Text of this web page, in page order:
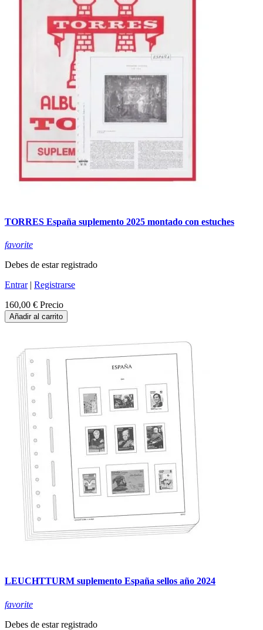
TORRES España suplemento 2025 montado con estuches
favorite
Debes de estar registrado
Entrar| Registrarse
160,00 € Precio
Añadir al carrito
LEUCHTTURM suplemento España sellos año 2024
favorite
Debes de estar registrado